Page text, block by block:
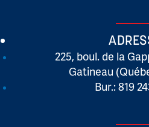
225, boul. de la
Gatineau
Bur.: 819